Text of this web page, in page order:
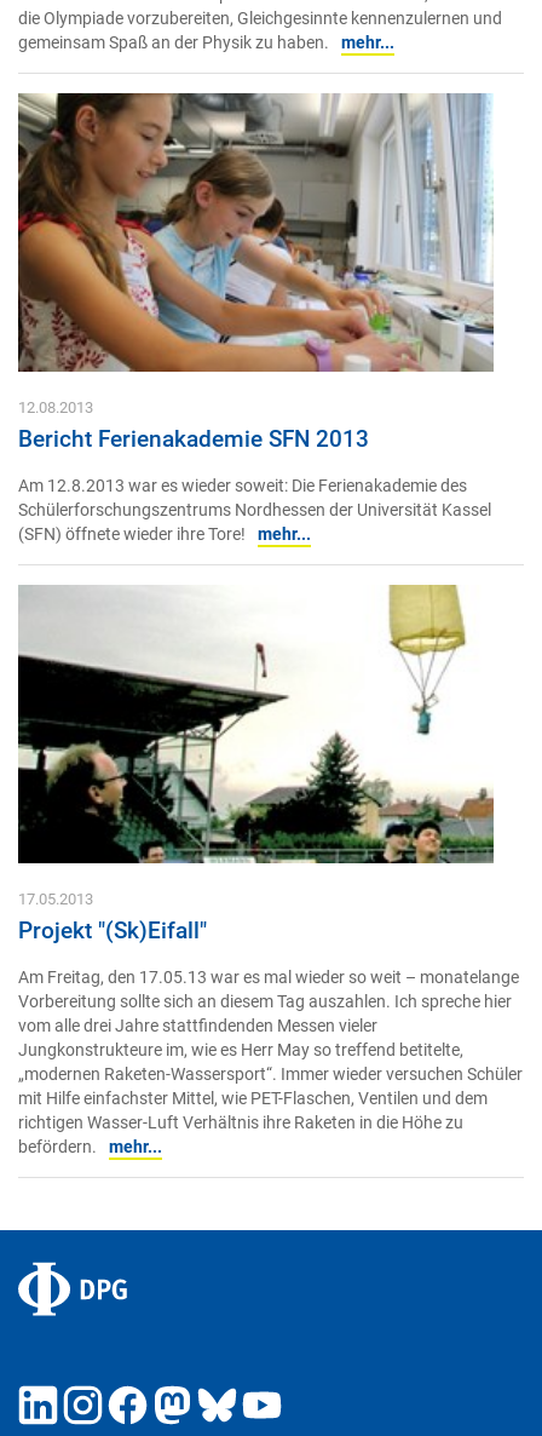
die Olympiade vorzubereiten, Gleichgesinnte kennenzulernen und
gemeinsam Spaß an der Physik zu haben.
mehr...
12.08.2013
Bericht Ferienakademie SFN 2013
Am 12.8.2013 war es wieder soweit: Die Ferienakademie des
Schülerforschungszentrums Nordhessen der Universität Kassel
(SFN) öffnete wieder ihre Tore!
mehr...
17.05.2013
Projekt "(Sk)Eifall"
Am Freitag, den 17.05.13 war es mal wieder so weit – monatelange
Vorbereitung sollte sich an diesem Tag auszahlen. Ich spreche hier
vom alle drei Jahre stattfindenden Messen vieler
Jungkonstrukteure im, wie es Herr May so treffend betitelte,
„modernen Raketen-Wassersport“. Immer wieder versuchen Schüler
mit Hilfe einfachster Mittel, wie PET-Flaschen, Ventilen und dem
richtigen Wasser-Luft Verhältnis ihre Raketen in die Höhe zu
befördern.
mehr...